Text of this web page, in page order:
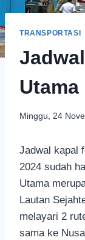
TRANSPORTASI
Minggu, 24
Jadwal kapal
2024 sudah
Utama
Lautan
melayari 2
sama ke